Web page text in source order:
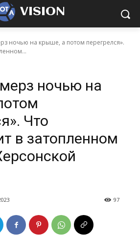
VISION
ночью на крыше, а потом перегрелся».
ночью на
Что
в затопленном
97